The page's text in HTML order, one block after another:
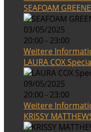
SEAFOAM GREENE
03/05/2025
20:00 - 23:00
Weitere
LAURA COX
09/05/2025
20:00 - 23:00
Weitere
KRISSY